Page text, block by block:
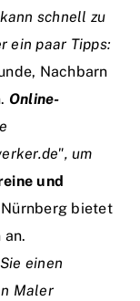
schnell zu
ein paar Tipps:
Nachbarn
Online-
um
und
bietet
einen
Maler